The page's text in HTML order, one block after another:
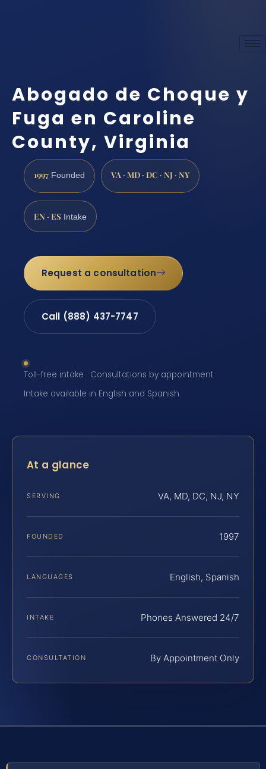
Abogado de Choque y
Fuga en Caroline
County, Virginia
1997 Founded VA · MD · DC · NJ · NY
EN · ES Intake
Request a consultation
Call (888) 437-7747
Toll-free intake · Consultations by appointment ·
Intake available in English and Spanish
At a glance
SERVING VA, MD, DC, NJ, NY
FOUNDED 1997
LANGUAGES English, Spanish
INTAKE Phones Answered 24/7
CONSULTATION By Appointment Only